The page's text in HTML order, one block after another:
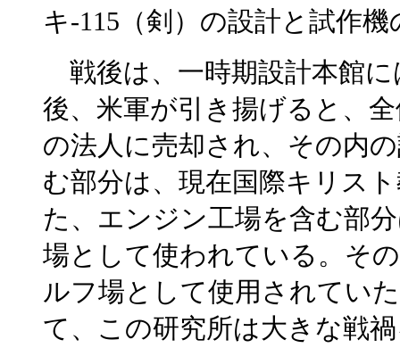
キ-115（剣）の設計と試作
戦後は、一時期設計本館
後、米軍が引き揚げると、
の法人に売却され、その内
む部分は、現在国際キリス
た、エンジン工場を含む部
場として使われている。そ
ルフ場として使用されてい
て、この研究所は大きな戦